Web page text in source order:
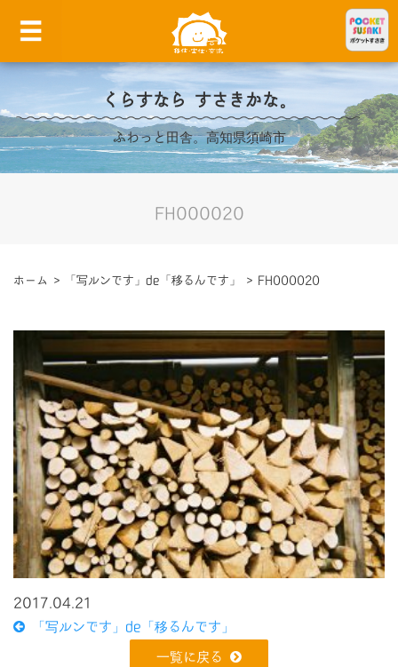
くらすなら すさきかな。
ふわっと田舎。高知県須崎市
FH000020
ホーム > 「写ルンです」de「移るんです」 > FH000020
2017.04.21
「写ルンです」de「移るんです」
一覧に戻る